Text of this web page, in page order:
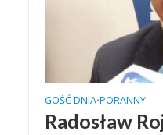
GOŚĆ DNIA•PORANNY
Radosław